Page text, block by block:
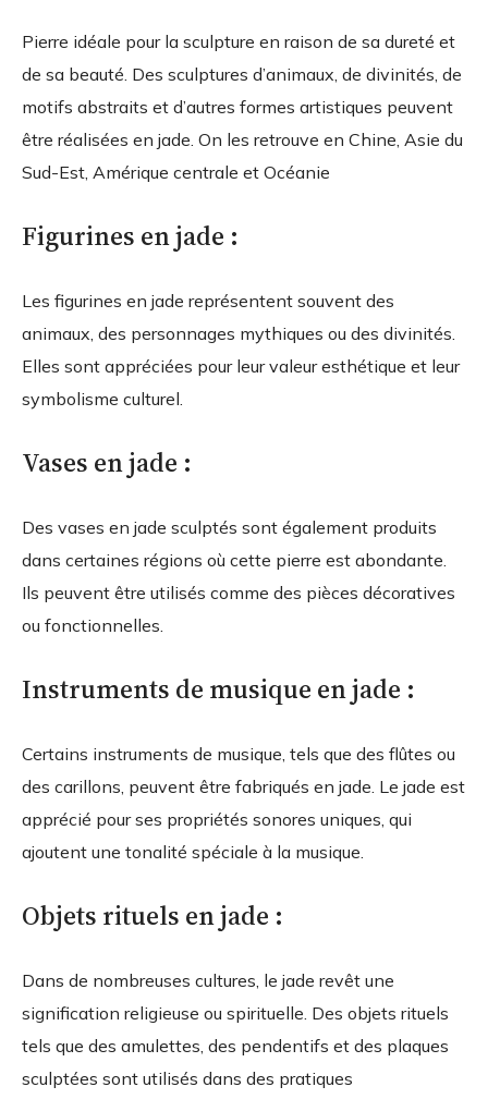
Pierre idéale pour la sculpture en raison de sa dureté et
de sa beauté. Des sculptures d’animaux, de divinités, de
motifs abstraits et d’autres formes artistiques peuvent
être réalisées en jade. On les retrouve en Chine, Asie du
Sud-Est, Amérique centrale et Océanie
Figurines en jade :
Les figurines en jade représentent souvent des
animaux, des personnages mythiques ou des divinités.
Elles sont appréciées pour leur valeur esthétique et leur
symbolisme culturel.
Vases en jade :
Des vases en jade sculptés sont également produits
dans certaines régions où cette pierre est abondante.
Ils peuvent être utilisés comme des pièces décoratives
ou fonctionnelles.
Instruments de musique en jade :
Certains instruments de musique, tels que des flûtes ou
des carillons, peuvent être fabriqués en jade. Le jade est
apprécié pour ses propriétés sonores uniques, qui
ajoutent une tonalité spéciale à la musique.
Objets rituels en jade :
Dans de nombreuses cultures, le jade revêt une
signification religieuse ou spirituelle. Des objets rituels
tels que des amulettes, des pendentifs et des plaques
sculptées sont utilisés dans des pratiques